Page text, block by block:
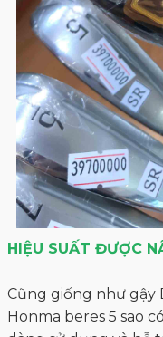
HIỆU SUẤT ĐƯỢC
Cũng giống như gậy
Honma beres 5 sao